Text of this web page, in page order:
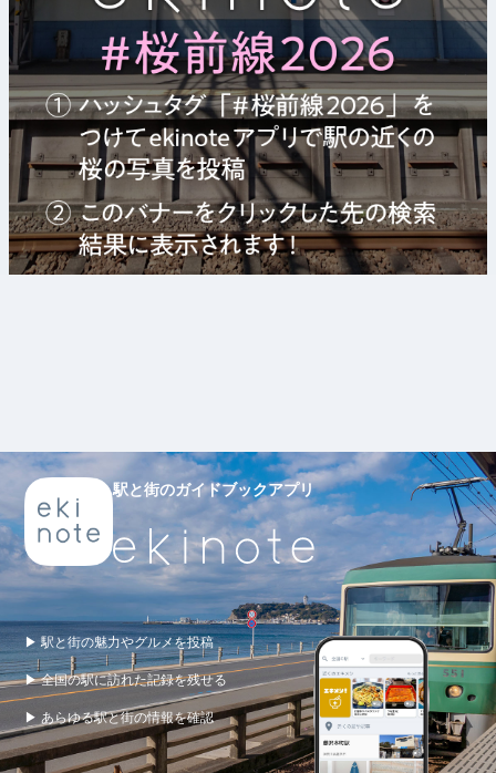
駅と街のガイドブックアプリ
▶ 駅と街の魅力やグルメを投稿
▶ 全国の駅に訪れた記録を残せる
▶ あらゆる駅と街の情報を確認